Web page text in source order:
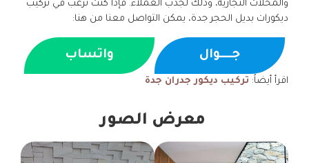
والمحلات التجارية، وذلك لجذب العملاء. فإذا كنت ترغب في تركيب
ديكورات بديل الحجر جدة، يمكن التواصل معنا من هنا:
جــــوال واتساب
اقرأ أيضاً: تركيب ديكور جدران جدة
معرض الصور